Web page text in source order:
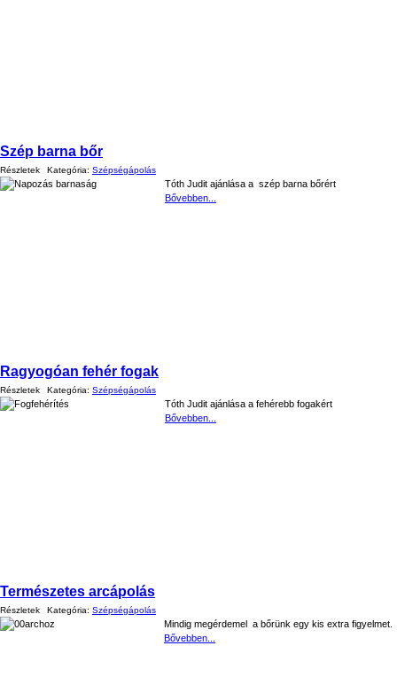
Szép barna bőr
Részletek Kategória: Szépségápolás
Tóth Judit ajánlása a szép barna bőrért
Bővebben...
Ragyogóan fehér fogak
Részletek Kategória: Szépségápolás
Tóth Judit ajánlása a fehérebb fogakért
Bővebben...
Természetes arcápolás
Részletek Kategória: Szépségápolás
Mindig megérdemel a bőrünk egy kis extra figyelmet.
Bővebben...